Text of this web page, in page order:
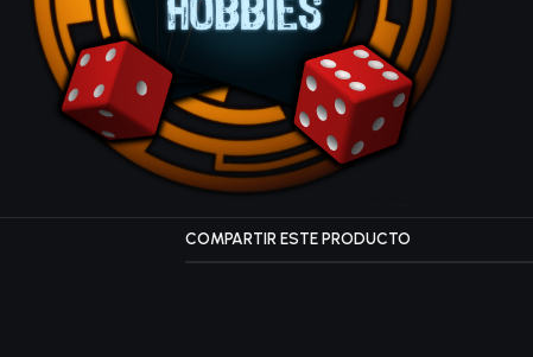
Ingles Español
Cantidad
Agregar al Carrito
|
Mostrar stock de ubicaciones
COMPARTIR ESTE PRODUCTO